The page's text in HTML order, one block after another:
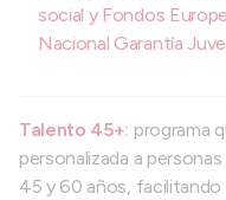
social y Fondos
Nacional Garantía
Talento 45+: programa
personalizada a
45 y 60 años, facilitando